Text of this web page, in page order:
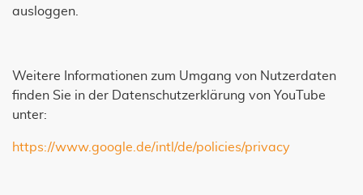
ausloggen.
Weitere Informationen zum Umgang von Nutzerdaten
finden Sie in der Datenschutzerklärung von YouTube
unter:
https://www.google.de/intl/de/policies/privacy